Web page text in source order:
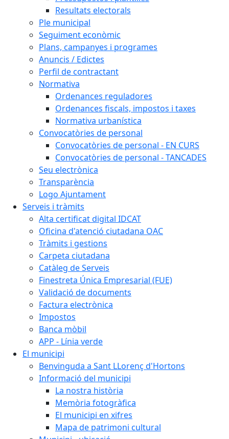
Resultats electorals
Ple municipal
Seguiment econòmic
Plans, campanyes i programes
Anuncis / Edictes
Perfil de contractant
Normativa
Ordenances reguladores
Ordenances fiscals, impostos i taxes
Normativa urbanística
Convocatòries de personal
Convocatòries de personal - EN CURS
Convocatòries de personal - TANCADES
Seu electrònica
Transparència
Logo Ajuntament
Serveis i tràmits
Alta certificat digital IDCAT
Oficina d'atenció ciutadana OAC
Tràmits i gestions
Carpeta ciutadana
Catàleg de Serveis
Finestreta Única Empresarial (FUE)
Validació de documents
Factura electrònica
Impostos
Banca mòbil
APP - Línia verde
El municipi
Benvinguda a Sant LLorenç d'Hortons
Informació del municipi
La nostra història
Memòria fotogràfica
El municipi en xifres
Mapa de patrimoni cultural